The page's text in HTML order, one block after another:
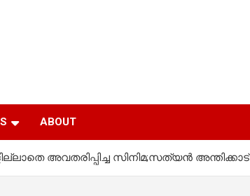
ABOUT
അവതരിപ്പിച്ച സിനിമ;സത്യന്‍ അന്തിക്കാട്